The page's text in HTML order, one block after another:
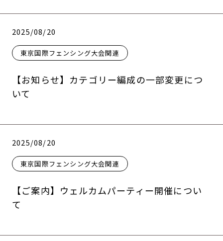
2025/08/20
東京国際フェンシング大会関連
【お知らせ】カテゴリー編成の一部変更につ
いて
2025/08/20
東京国際フェンシング大会関連
【ご案内】ウェルカムパーティー開催につい
て